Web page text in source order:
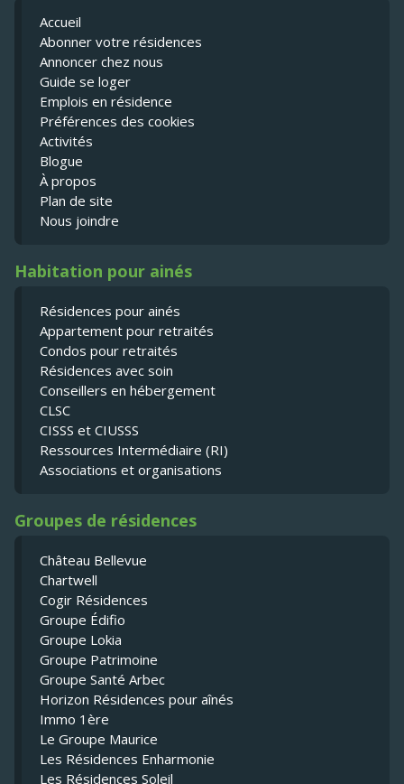
Accueil
Abonner votre résidences
Annoncer chez nous
Guide se loger
Emplois en résidence
Préférences des cookies
Activités
Blogue
À propos
Plan de site
Nous joindre
Habitation pour ainés
Résidences pour ainés
Appartement pour retraités
Condos pour retraités
Résidences avec soin
Conseillers en hébergement
CLSC
CISSS et CIUSSS
Ressources Intermédiaire (RI)
Associations et organisations
Groupes de résidences
Château Bellevue
Chartwell
Cogir Résidences
Groupe Édifio
Groupe Lokia
Groupe Patrimoine
Groupe Santé Arbec
Horizon Résidences pour aînés
Immo 1ère
Le Groupe Maurice
Les Résidences Enharmonie
Les Résidences Soleil